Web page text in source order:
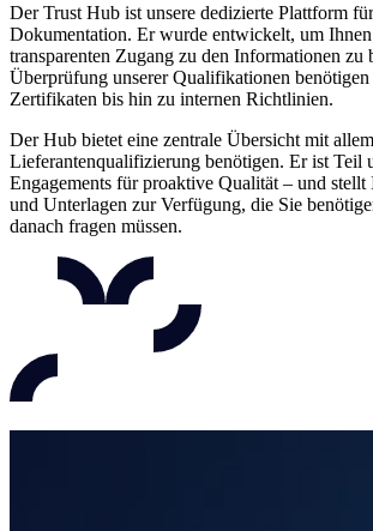
Der Trust Hub ist unsere dedizierte Plattform
Dokumentation. Er wurde entwickelt, um
transparenten Zugang zu den Informationen zu
Überprüfung unserer Qualifikationen
Zertifikaten bis hin zu internen Richtlinien.
Der Hub bietet eine zentrale Übersicht mit
Lieferantenqualifizierung benötigen. Er ist Teil
Engagements für proaktive Qualität – und
und Unterlagen zur Verfügung, die Sie
danach fragen müssen.